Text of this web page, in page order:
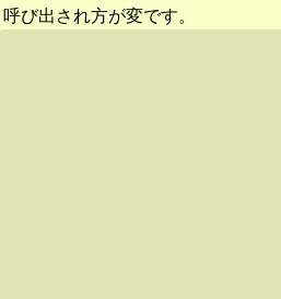
呼び出され方が変です。